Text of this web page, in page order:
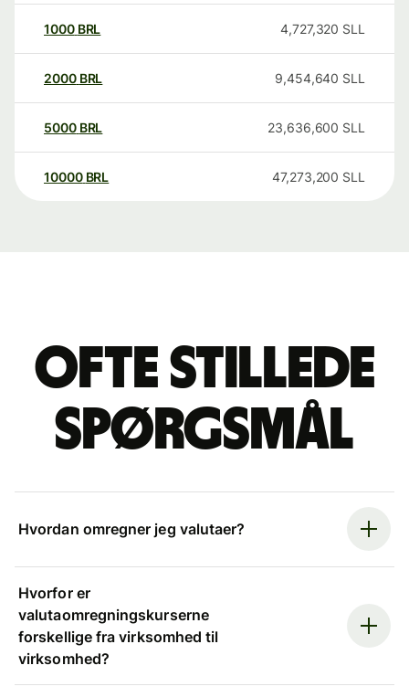
1000 BRL 4,727,320 SLL
2000 BRL 9,454,640 SLL
5000 BRL 23,636,600 SLL
10000 BRL 47,273,200 SLL
Ofte stillede
spørgsmål
Hvordan omregner jeg valutaer?
Hvorfor er
valutaomregningskurserne
forskellige fra virksomhed til
virksomhed?